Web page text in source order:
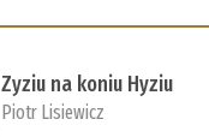
Zyziu na koniu Hyziu
Piotr Lisiewicz